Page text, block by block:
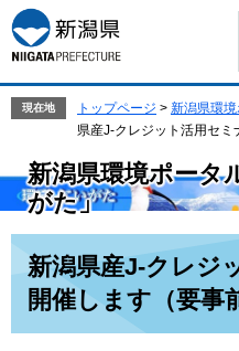
ー
ジ
の
す。
ニ
ュ
ー
し
現在地 トップページ > 新潟県環境
県産J-クレジット活用セミ
新潟県環境ポータ
がた」
新潟県産J-クレジ
開催します（要事